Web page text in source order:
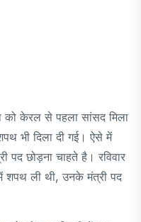
को केरल से पहला सांसद मिला
भी दिला दी गई। ऐसे में
पद छोड़ना चाहते है। रविवार
शपथ ली थी, उनके मंत्री पद